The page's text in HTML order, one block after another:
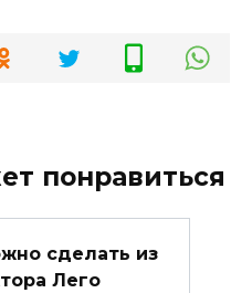
понравиться
сделать из
Лего